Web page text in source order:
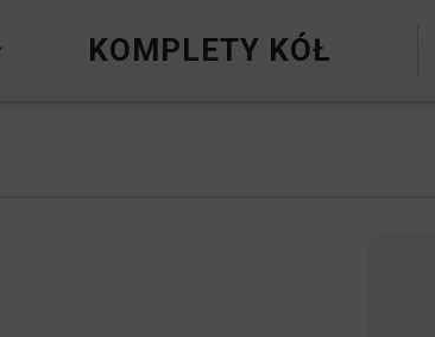
KOMPLETY KÓŁ